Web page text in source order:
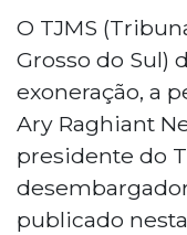
O TJMS
Grosso do Sul)
exoneração, a
Ary Raghiant
presidente do
publicado